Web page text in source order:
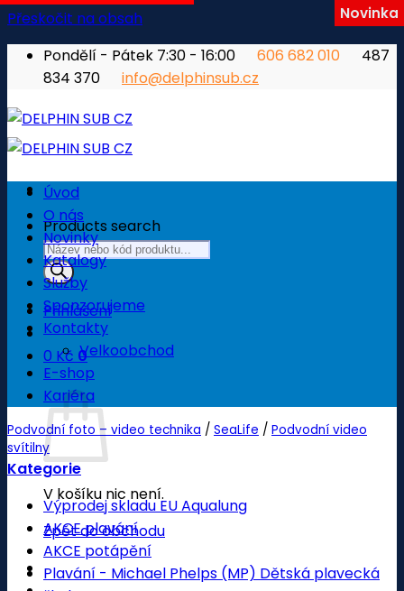
Přeskočit na obsah
Pondělí - Pátek 7:30 - 16:00
606 682 010
487
834 370
info@delphinsub.cz
Products search
Přihlášení
0 Kč 0
Košík
V košíku nic není.
Zpět do obchodu
Úvod
O nás
Novinky
Katalogy
Služby
Sponzorujeme
Kontakty
Velkoobchod
E-shop
Kariéra
Podvodní foto – video technika / SeaLife / Podvodní video
svítilny
Kategorie
Výprodej skladu EU Aqualung
AKCE plavání
AKCE potápění
Plavání - Michael Phelps (MP) Dětská plavecká
Novinka